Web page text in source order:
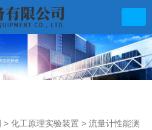
> 化工原理实验装置 > 流量计性能测